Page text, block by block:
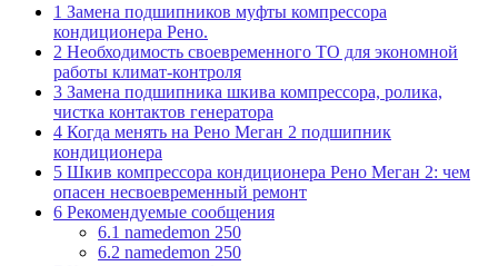
1 Замена подшипников муфты компрессора
кондиционера Рено.
2 Необходимость своевременного ТО для экономной
работы климат-контроля
3 Замена подшипника шкива компрессора, ролика,
чистка контактов генератора
4 Когда менять на Рено Меган 2 подшипник
кондиционера
5 Шкив компрессора кондиционера Рено Меган 2: чем
опасен несвоевременный ремонт
6 Рекомендуемые сообщения
6.1 namedemon 250
6.2 namedemon 250